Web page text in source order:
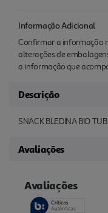
Informação Adicional
Confirmar a informação
alterações de
a informação que
Descrição
SNACK BLEDINA BIO
Avaliações